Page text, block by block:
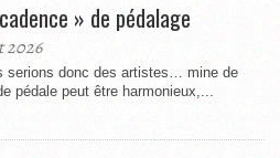
» de pédalage
2026
serions donc des artistes… mine de
pédale peut être harmonieux,...